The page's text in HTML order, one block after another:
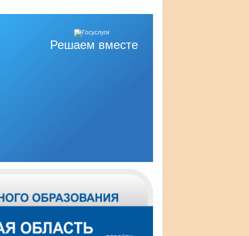
Решаем вместе